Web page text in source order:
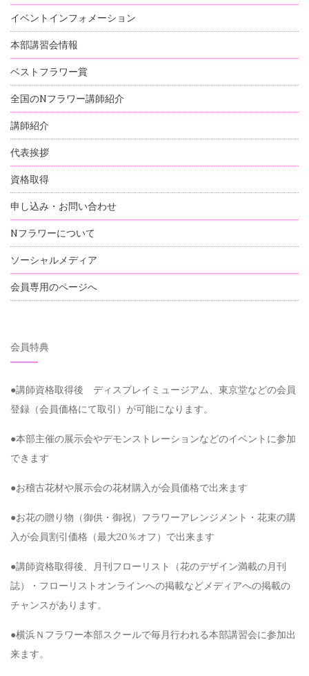
イベントインフォメーション
本部講習会情報
ベストフラワー賞
全国のNフラワー講師紹介
講師紹介
代表挨拶
資格取得
申し込み・お問い合わせ
Nフラワーについて
ソーシャルメディア
会員専用のページへ
会員特典
●講師資格取得後 ディスプレイミュージアム、東京堂などの会員
登録（会員価格にて取引）が可能になります。
●本部主催の展示会やデモンストレーションなどのイベントに参加
できます
●お稽古花材や展示会の花材購入が会員価格で出来ます
●お花の贈り物（御供・御祝）フラワーアレンジメント・花束の購
入が会員割引価格（最大20％オフ）で出来ます
●講師資格取得後、月刊フローリスト（花のデザイン満載の月刊
誌）・フローリストオンラインへの掲載などメディアへの掲載の
チャンスがあります。
●横浜Ｎフラワー本部スクールで毎月行われる本部講習会に参加出
来ます。